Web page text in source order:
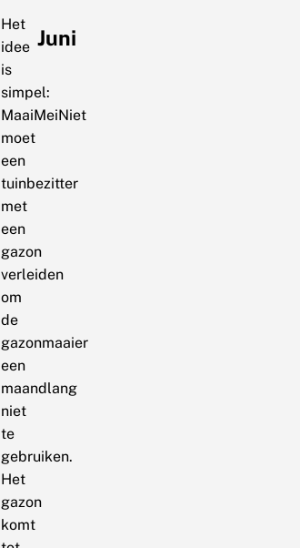
Het
idee
is
simpel:
MaaiMeiNiet
moet
een
tuinbezitter
met
een
gazon
verleiden
om
de
gazonmaaier
een
maandlang
niet
te
gebruiken.
Het
gazon
komt
Juni